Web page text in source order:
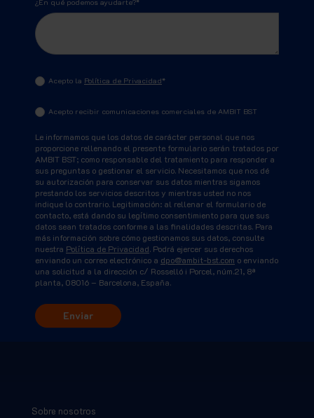
¿En qué podemos ayudarte?*
Acepto la Política de Privacidad*
Acepto recibir comunicaciones comerciales de AMBIT BST
Le informamos que los datos de carácter personal que nos
proporcione rellenando el presente formulario serán tratados por
AMBIT BST; como responsable del tratamiento para responder a
sus preguntas o gestionar el servicio. Necesitamos que nos dé
su autorización para conservar sus datos mientras sigamos
prestando los servicios descritos y mientras usted no nos
indique lo contrario. Legitimación: al rellenar el formulario de
contacto, está dando su legítimo consentimiento para que sus
datos sean tratados conforme a las finalidades descritas. Para
más información sobre cómo gestionamos sus datos, consulte
nuestra Política de Privacidad. Podrá ejercer sus derechos
enviando un correo electrónico a dpo@ambit-bst.com o enviando
una solicitud a la dirección c/ Rosselló i Porcel, núm.21, 8ª
planta, 08016 – Barcelona, España.
Sobre nosotros